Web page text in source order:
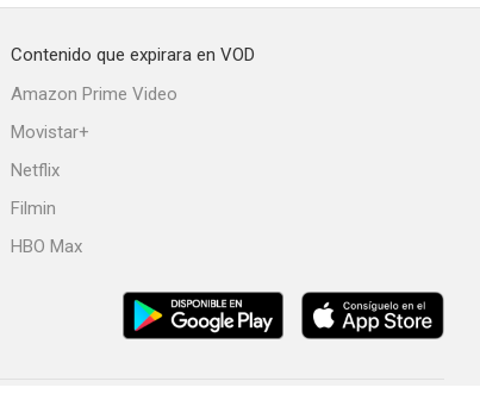
Contenido que expirara en VOD
Amazon Prime Video
Movistar+
Netflix
Filmin
HBO Max